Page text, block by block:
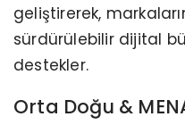
geliştirerek,
sürdürülebilir dijital
destekler.
Orta Doğu &